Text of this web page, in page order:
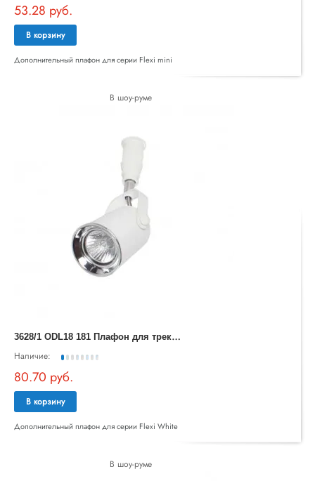
53.28 руб.
В корзину
Дополнительный плафон для серии Flexi mini
В шоу-руме
3
628/1 ODL18 181 Плафон для трека IP20 E14 50W 220V FLEXIWHITE
Наличие:
80.70 руб.
В корзину
Дополнительный плафон для серии Flexi White
В шоу-руме